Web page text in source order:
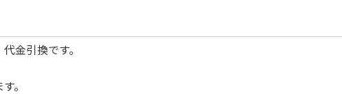
金引換です。
。